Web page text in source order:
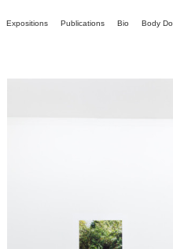
Expositions Publications Bio Body